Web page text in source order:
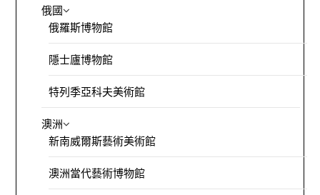
俄國
俄羅斯博物館
隱士廬博物館
特列季亞科夫美術館
澳洲
新南威爾斯藝術美術館
澳洲當代藝術博物館